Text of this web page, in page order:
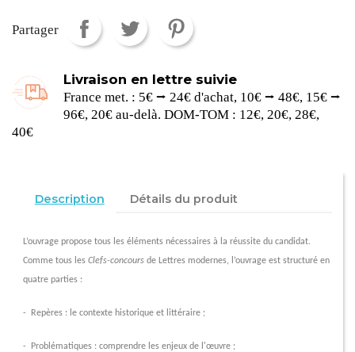
Partager
Livraison en lettre suivie
France met. : 5€ ⭢ 24€ d'achat, 10€ ⭢ 48€, 15€ ⭢
96€, 20€ au-delà. DOM-TOM : 12€, 20€, 28€,
40€
Description Détails du produit
L’ouvrage propose tous les éléments nécessaires à la réussite du candidat.
Comme tous lesClefs-concoursde Lettres modernes, l’ouvrageest structuré en
quatre parties :
- Repères : le contexte historique et littéraire ;
- Problématiques : comprendre les enjeux de l'œuvre ;